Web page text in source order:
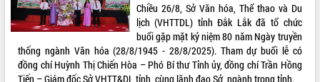
Chiều 26/8, Sở Văn hóa, Thể thao và Du
lịch (VHTTDL) tỉnh Đắk Lắk đã tổ chức
buổi gặp mặt kỷ niệm 80 năm Ngày truyền
thống ngành Văn hóa (28/8/1945 - 28/8/2025). Tham dự buổi lễ có
đồng chí Huỳnh Thị Chiến Hòa – Phó Bí thư Tỉnh ủy, đồng chí Trần Hồng
Tiến – Giám đốc Sở VHTT&DL tỉnh, cùng lãnh đạo Sở, ngành trong tỉnh.